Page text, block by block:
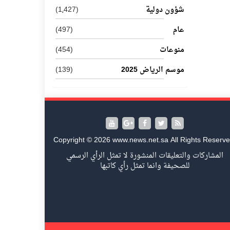
شؤون دولية
(1٬427)
عام
(497)
منوعات
(454)
موسم الرياض 2025
(139)
Copyright © 2026 www.news.net.sa All Rights
المشاركات والتعليقات المنشورة لا تمثل الرأي الرسمي
للصحيفة وانما تمثل رأي كاتبها